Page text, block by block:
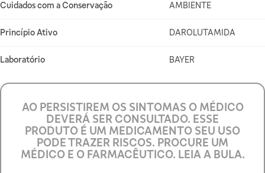
Cuidados com a Conservação
AMBIENTE
Princípio Ativo DAROLUTAMIDA
Laboratório BAYER
AO PERSISTIREM OS SINTOMAS O MÉDICO
DEVERÁ SER CONSULTADO. ESSE
PRODUTO É UM MEDICAMENTO SEU USO
PODE TRAZER RISCOS. PROCURE UM
MÉDICO E O FARMACÊUTICO. LEIA A BULA.